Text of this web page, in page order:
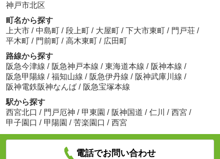
神戸市北区
町名から探す
上大市 / 中島町 / 段上町 / 大屋町 / 下大市東町 / 門戸荘 /
平木町 / 門前町 / 高木東町 / 広田町
路線から探す
阪急今津線 / 阪急神戸本線 / 東海道本線 / 阪神本線 /
阪急甲陽線 / 福知山線 / 阪急伊丹線 / 阪神武庫川線 /
阪神電鉄阪神なんば / 阪急宝塚本線
駅から探す
西宮北口 / 門戸厄神 / 甲東園 / 阪神国道 / 仁川 / 西宮 /
甲子園口 / 甲陽園 / 苦楽園口 / 西宮
電話でお問い合わせ